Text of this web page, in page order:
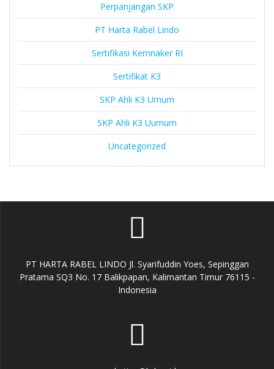
Perpanjangan SKP
PT Harta Rabel Lindo
Sertifikasi Kemnaker RI
Sertifikat K3
SKP Ahli K3 Umum
SKP Ahli K3 Uumum
Uncategorized
PT HARTA RABEL LINDO Jl. Syarifuddin Yoes, Sepinggan
Pratama SQ3 No. 17 Balikpapan, Kalimantan Timur 76115 -
Indonesia